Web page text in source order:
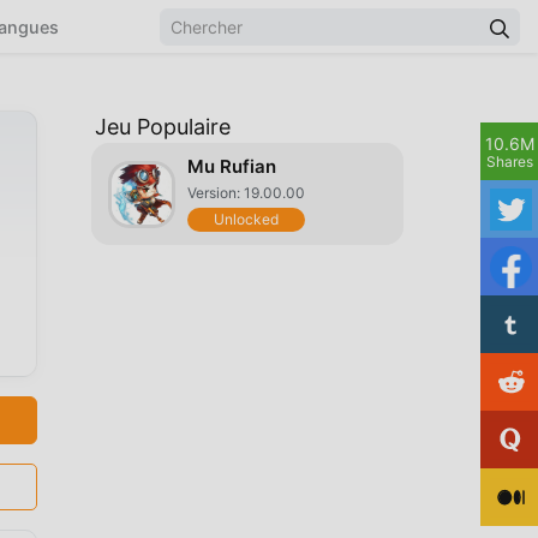
Jeu Populaire
Mu Rufian
Version: 19.00.00
Unlocked
10.6M
Shares